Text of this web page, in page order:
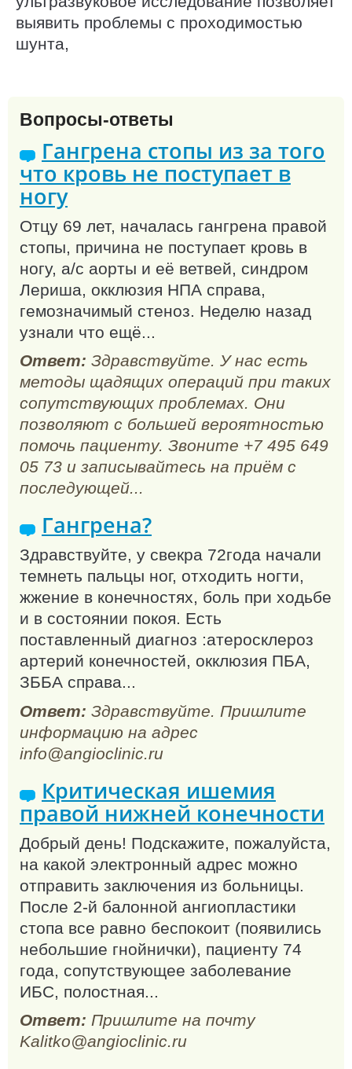
выявить проблемы с проходимостью
шунта,
Вопросы-ответы
Гангрена стопы из за того
что кровь не поступает в
ногу
Отцу 69 лет, началась гангрена правой
стопы, причина не поступает кровь в
ногу, а/с аорты и её ветвей, синдром
Лериша, окклюзия НПА справа,
гемозначимый стеноз. Неделю назад
узнали что ещё...
Ответ: Здравствуйте. У нас есть
методы щадящих операций при таких
сопутствующих проблемах. Они
позволяют с большей вероятностью
помочь пациенту. Звоните +7 495 649
05 73 и записывайтесь на приём с
последующей...
Гангрена?
Здравствуйте, у свекра 72года начали
темнеть пальцы ног, отходить ногти,
жжение в конечностях, боль при ходьбе
и в состоянии покоя. Есть
поставленный диагноз :атеросклероз
артерий конечностей, окклюзия ПБА,
ЗББА справа...
Ответ: Здравствуйте. Пришлите
информацию на адрес
info@angioclinic.ru
Критическая ишемия
правой нижней конечности
Добрый день! Подскажите, пожалуйста,
на какой электронный адрес можно
отправить заключения из больницы.
После 2-й балонной ангиопластики
стопа все равно беспокоит (появились
небольшие гнойнички), пациенту 74
года, сопутствующее заболевание
ИБС, полостная...
Ответ: Пришлите на почту
Kalitko@angioclinic.ru